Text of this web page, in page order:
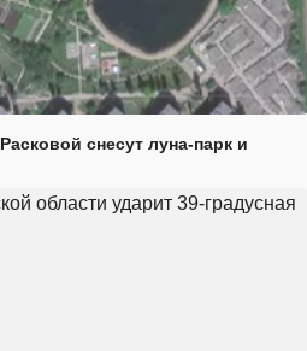
снесут луна-парк и